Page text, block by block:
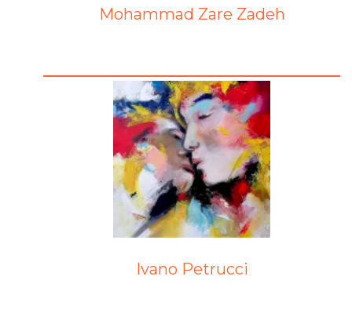
Mohammad Zare Zadeh
Ivano Petrucci